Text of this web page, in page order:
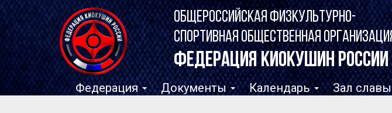
ОБЩЕРОССИЙСКАЯ ФИЗКУЛЬТУРНО-
СПОРТИВНАЯ ОБЩЕСТВЕННАЯ
ФЕДЕРАЦИЯ КИОКУШИН РОССИИ
Федерация Документы Календарь Зал